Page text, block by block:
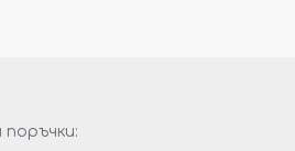
поръчки: